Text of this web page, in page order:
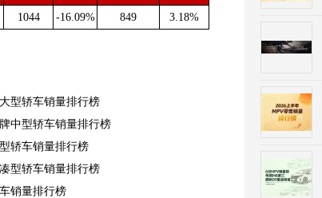
1044 -16.09% 849 3.18%
型轿车销量排行榜
中型轿车销量排行榜
轿车销量排行榜
型轿车销量排行榜
销量排行榜